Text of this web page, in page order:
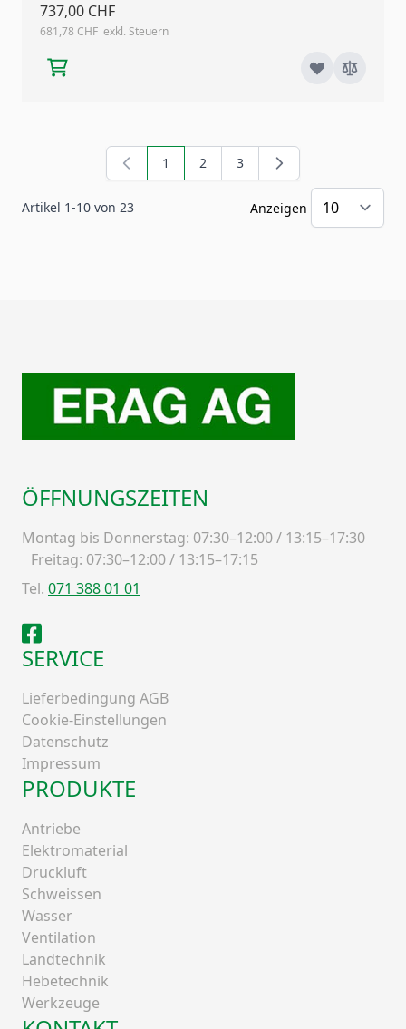
737,00 CHF
681,78 CHF
Artikel 1-10 von 23
Sie lesen gerade Seite
1 Seite
2 Seite
3
Anzeigen
ÖFFNUNGSZEITEN
Montag bis Donnerstag: 07:30–12:00 / 13:15–17:30
Freitag: 07:30–12:00 / 13:15–17:15
Tel. 071 388 01 01
Facebook
SERVICE
Lieferbedingung AGB
Cookie-Einstellungen
Datenschutz
Impressum
PRODUKTE
Antriebe
Elektromaterial
Druckluft
Schweissen
Wasser
Ventilation
Landtechnik
Hebetechnik
Werkzeuge